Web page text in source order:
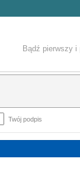
Bądź pierwszy
Twój podpis